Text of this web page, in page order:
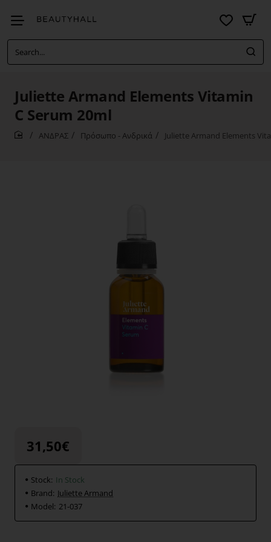
Search...
Juliette Armand Elements Vitamin
C Serum 20ml
ΑΝΔΡΑΣ Πρόσωπο - Ανδρικά Juliette Armand Elements
31,50€
Stock: In Stock
Brand: Juliette Armand
Model: 21-037